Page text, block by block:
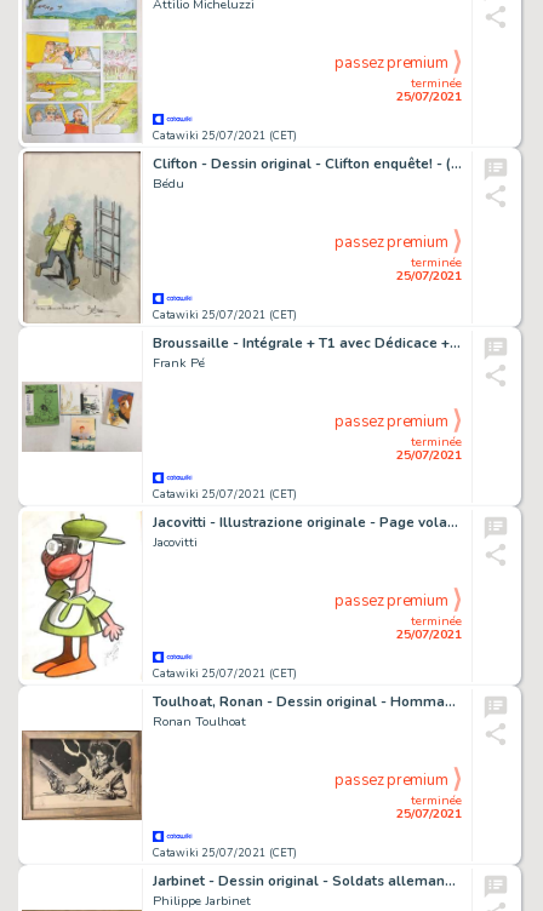
Attilio Micheluzzi
Catawiki 25/07/2021 (CET)
terminée
25/07/2021
passez premium
Clifton - Dessin original - Clifton enquête! - (2014)
Bédu
Catawiki 25/07/2021 (CET)
terminée
25/07/2021
passez premium
Broussaille - Intégrale + T1 avec Dédicace + T5 - 3xTT/EO - Cartonné - EO - (1987/2020)
Frank Pé
Catawiki 25/07/2021 (CET)
terminée
25/07/2021
passez premium
Jacovitti - Illustrazione originale - Page volante - Exemplaire unique
Jacovitti
Catawiki 25/07/2021 (CET)
terminée
25/07/2021
passez premium
Toulhoat, Ronan - Dessin original - Hommage Ã Blueberry - (2021)
Ronan Toulhoat
Catawiki 25/07/2021 (CET)
terminée
25/07/2021
passez premium
Jarbinet - Dessin original - Soldats allemands - Aiborne 44 - (2020)
Philippe Jarbinet